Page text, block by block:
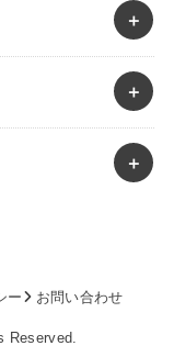
ー お問い合わせ
Reserved.